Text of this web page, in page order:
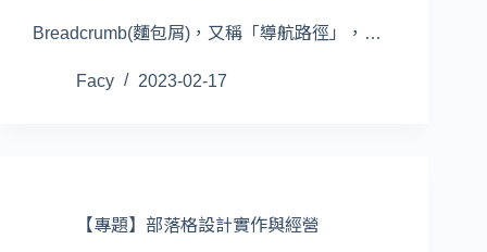
Breadcrumb(麵包屑)，又稱「導航路徑」，…
Facy 2023-02-17
【專題】部落格設計實作與經營